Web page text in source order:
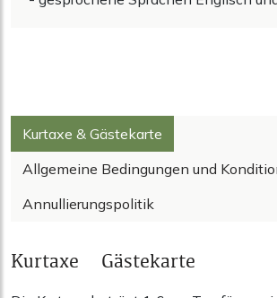
Kurtaxe & Gästekarte
Allgemeine Bedingungen und
Annullierungspolitik
Kurtaxe & Gästekarte